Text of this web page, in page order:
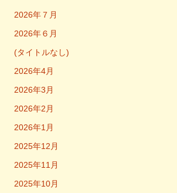
2026年７月
2026年６月
(タイトルなし)
2026年4月
2026年3月
2026年2月
2026年1月
2025年12月
2025年11月
2025年10月